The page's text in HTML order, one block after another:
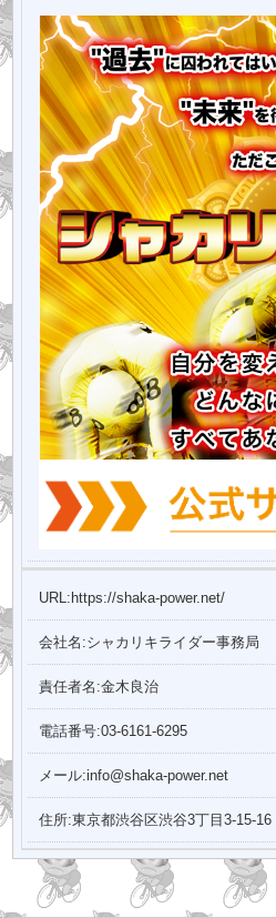
URL:https://shaka-power.net/
会社名:シャカリキライダー事務局
責任者名:金木良治
電話番号:03-6161-6295
メール:info@shaka-power.net
住所:東京都渋谷区渋谷3丁目3-15-16